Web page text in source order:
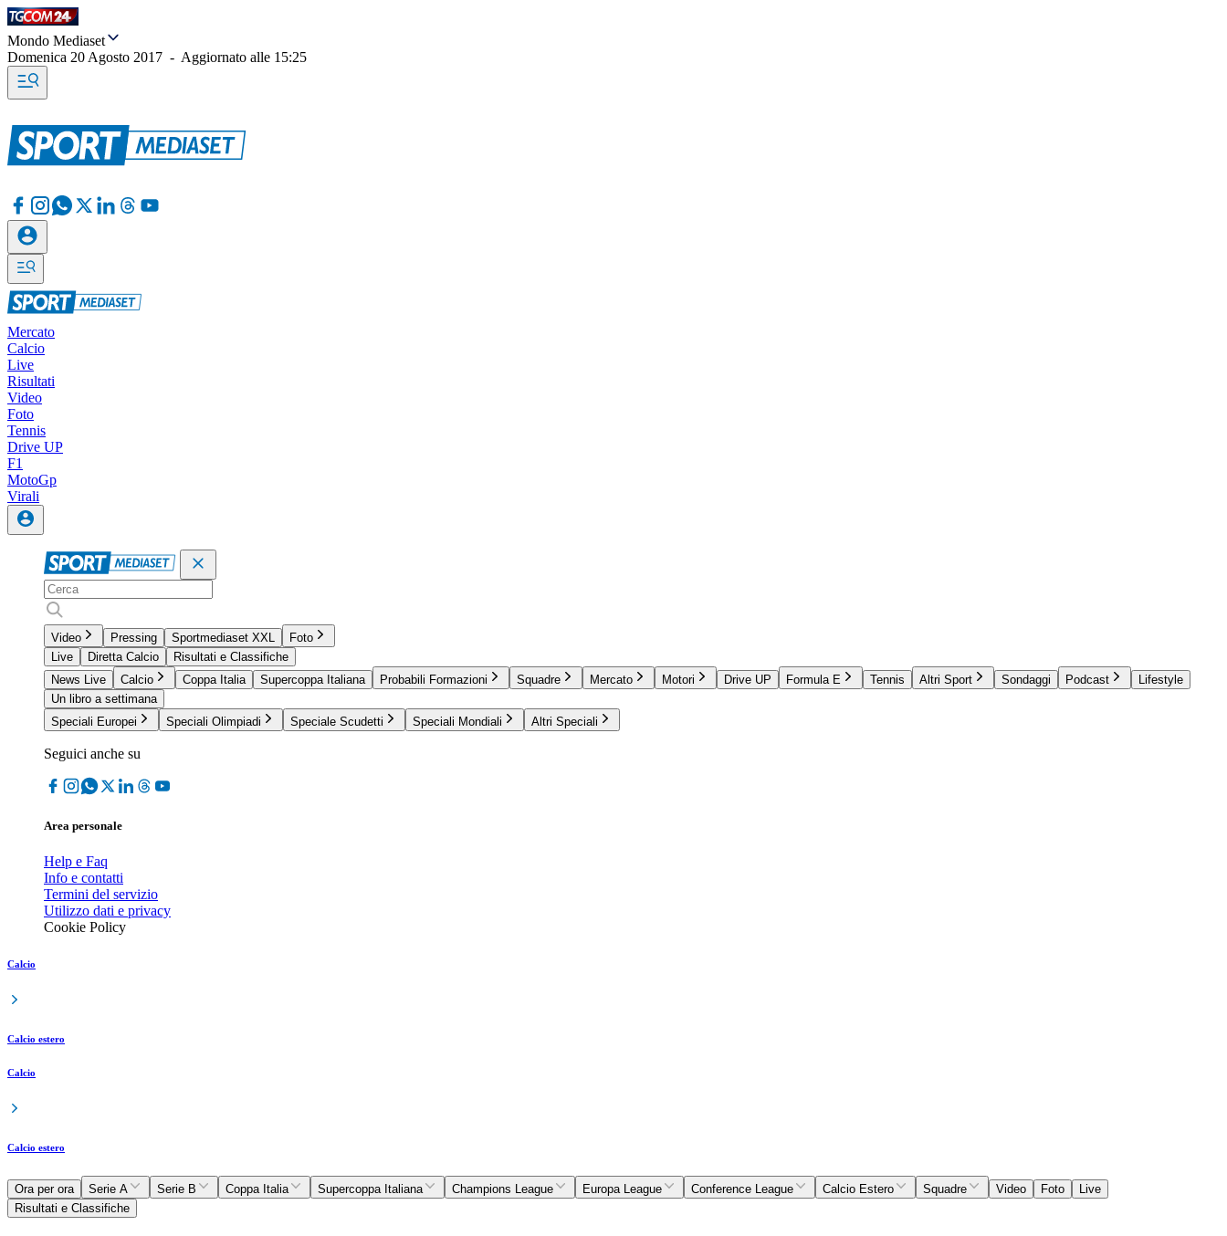
Mondo Mediaset
Domenica 20 Agosto 2017 - Aggiornato alle 15:25
Mercato
Calcio
Live
Risultati
Video
Foto
Tennis
Drive UP
F1
MotoGp
Virali
Video Pressing Sportmediaset XXL
Foto
Live
Diretta Calcio
Risultati e Classifiche
News Live
Calcio Coppa Italia Supercoppa Italiana Probabili Formazioni Squadre Mercato Motori Drive UP Formula E Tennis Altri Sport Sondaggi Podcast
Lifestyle
Un libro a settimana
Speciali Europei
Speciali Olimpiadi Speciale Scudetti Speciali Mondiali Altri Speciali
Seguici anche su
Area personale
Help e Faq
Info e contatti
Termini del servizio
Utilizzo dati e privacy
Cookie Policy
Calcio
Calcio estero
Calcio
Calcio estero
Ora per ora Serie A Serie B Coppa Italia Supercoppa Italiana Champions League Europa League Conference League Calcio Estero Squadre Video Foto
Live
Risultati e Classifiche